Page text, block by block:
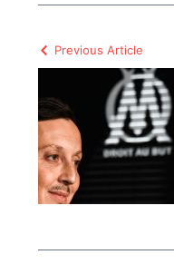
Previous Article